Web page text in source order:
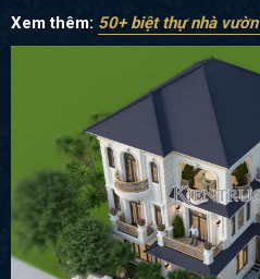
Xem thêm: 50+ biệt thự nhà